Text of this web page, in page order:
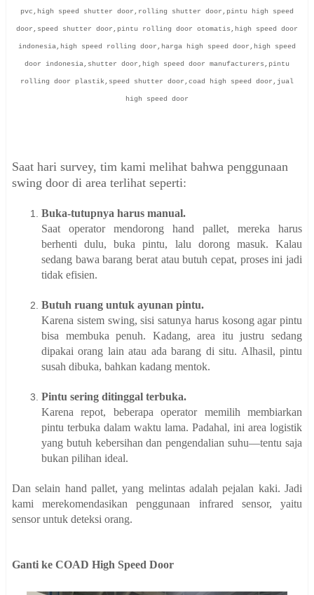
pvc,high speed shutter door,rolling shutter door,pintu high speed
door,speed shutter door,pintu rolling door otomatis,high speed door
indonesia,high speed rolling door,harga high speed door,high speed
door indonesia,shutter door,high speed door manufacturers,pintu
rolling door plastik,speed shutter door,coad high speed door,jual
high speed door
Saat hari survey, tim kami melihat bahwa penggunaan
swing door di area terlihat seperti:
Buka-tutupnya harus manual.
Saat operator mendorong hand pallet, mereka harus
berhenti dulu, buka pintu, lalu dorong masuk. Kalau
sedang bawa barang berat atau butuh cepat, proses ini jadi
tidak efisien.
Butuh ruang untuk ayunan pintu.
Karena sistem swing, sisi satunya harus kosong agar pintu
bisa membuka penuh. Kadang, area itu justru sedang
dipakai orang lain atau ada barang di situ. Alhasil, pintu
susah dibuka, bahkan kadang mentok.
Pintu sering ditinggal terbuka.
Karena repot, beberapa operator memilih membiarkan
pintu terbuka dalam waktu lama. Padahal, ini area logistik
yang butuh kebersihan dan pengendalian suhu—tentu saja
bukan pilihan ideal.
Dan selain hand pallet, yang melintas adalah pejalan kaki. Jadi
kami merekomendasikan penggunaan infrared sensor, yaitu
sensor untuk deteksi orang.
Ganti ke COAD High Speed Door